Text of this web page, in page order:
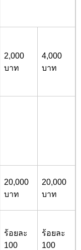
2,000
บาท
4,000
บาท
20,000
บาท
20,000
บาท
ร้อยละ
100
ร้อยละ
100